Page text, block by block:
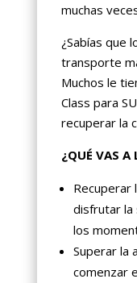
muchas
¿Sabías que
transporte
Muchos le
Class para
recuperar la
¿QUÉ VAS A
Recuperar
disfrutar la
los
Superar la
comenzar